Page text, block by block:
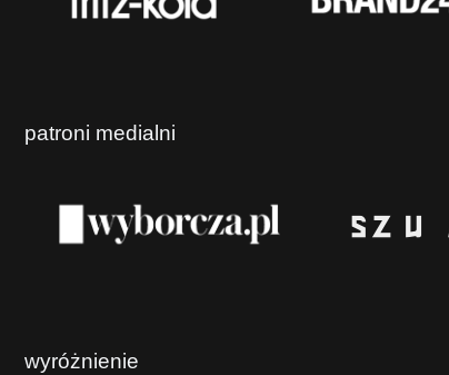
patroni medialni
wyróżnienie